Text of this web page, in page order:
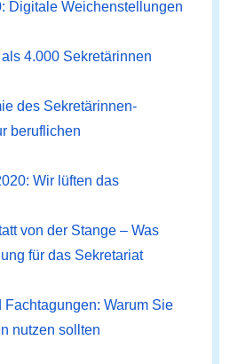
Digitale Weichenstellungen
4.000 Sekretärinnen
des Sekretärinnen-
beruflichen
Wir lüften das
von der Stange – Was
für das Sekretariat
Fachtagungen: Warum Sie
nutzen sollten